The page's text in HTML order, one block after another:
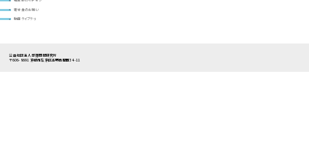
寄付金のお願い
動画ライブラリ
公益社団法人 部落問題研究所
〒606-8691 京都市左京区高野西開町34-11